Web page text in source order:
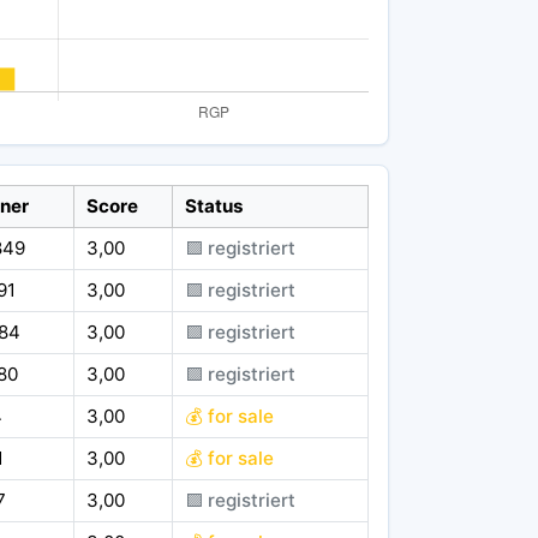
Score
Status
3,00
🟪 registriert
3,00
🟪 registriert
3,00
🟪 registriert
3,00
🟪 registriert
3,00
💰 for sale
3,00
💰 for sale
3,00
🟪 registriert